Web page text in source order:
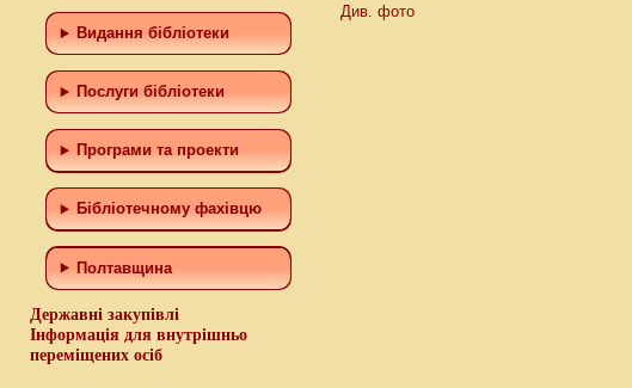
Видання бібліотеки
Послуги бібліотеки
Програми та проекти
Бiблiотечному фахiвцю
Полтавщина
Державні закупівлі
Інформація для внутрішньо
переміщених осіб
Див. фото